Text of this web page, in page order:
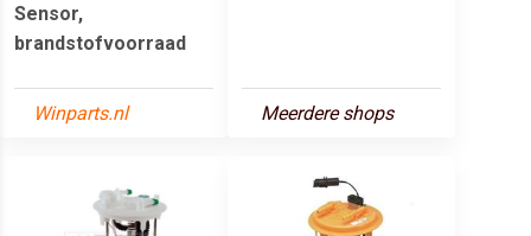
Sensor,
brandstofvoorraad
Winparts.nl Meerdere shops